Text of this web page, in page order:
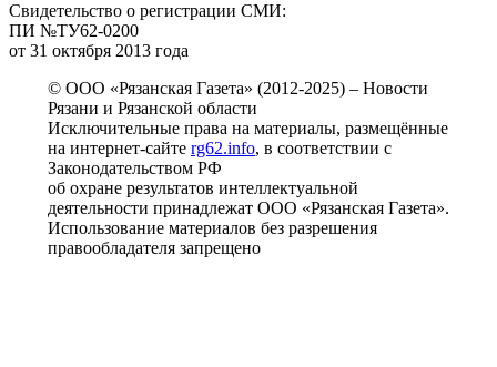
Свидетельство о регистрации СМИ:
ПИ №ТУ62-0200
от 31 октября 2013 года
© ООО «Рязанская Газета» (2012-2025) – Новости
Рязани и Рязанской области
Исключительные права на материалы, размещённые
на интернет-сайте rg62.info, в соответствии с
Законодательством РФ
об охране результатов интеллектуальной
деятельности принадлежат ООО «Рязанская Газета».
Использование материалов без разрешения
правообладателя запрещено